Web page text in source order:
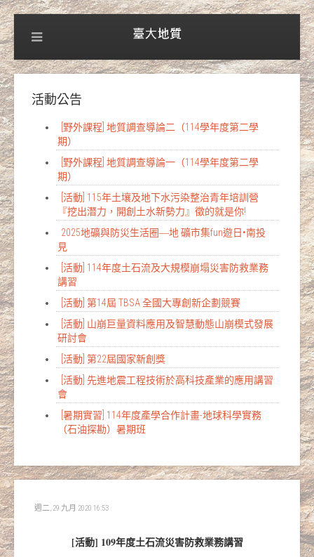
活動公告
[野外課程] 地質調查導論二（114學年度第二學
期）
[野外課程] 地質調查導論一（114學年度第二學
期）
[活動] 115年土壤及地下水污染整治青年培訓營
『挖出潛力，開創土水新勢力』徵的就是你!
2025地礦與防災生活圈―地 礦市集fun遊日•南投
見
[活動] 114年度土石流及大規模崩塌災害防救業務
講習
[活動] 第14屆 TBSA 全國大專創新企劃競賽
[活動] 山崩巨量資料應用及智慧動態山崩模式發展
研討會
[活動] 第22屆國家新創獎
[活動] 先進地震工程技術於高科技產業的應用講習
會
[暑期實習] 114年度產學合作計畫-地球科學實務
（石油探勘）暑期班
週二, 29 九月 2020 16:53
[活動] 109年度土石流災害防救業務講習